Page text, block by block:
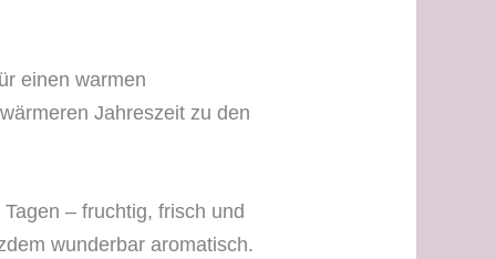
einen warmen
Jahreszeit zu den
– fruchtig, frisch und
wunderbar aromatisch.